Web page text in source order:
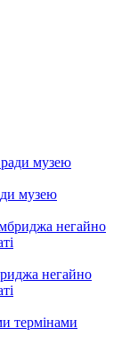
музею
негайно